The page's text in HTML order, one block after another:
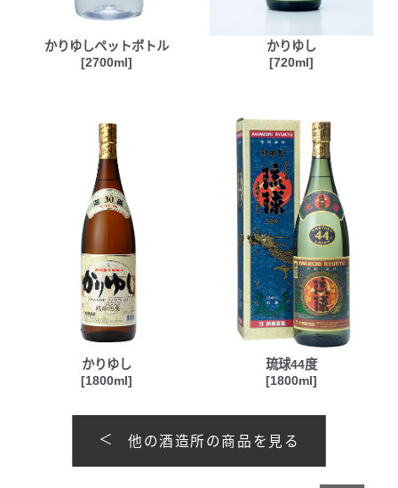
かりゆしペットボトル
[2700ml]
かりゆし
[720ml]
かりゆし
[1800ml]
琉球44度
[1800ml]
他の酒造所の商品を見る